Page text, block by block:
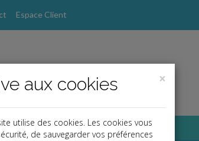
Espace Client
×
aux cookies
utilise des cookies. Les cookies vous
de sauvegarder vos préférences